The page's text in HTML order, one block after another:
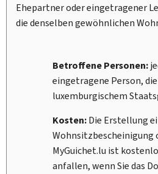
Ehepartner oder eingetragener
die denselben gewöhnlichen
Betroffene Personen:
eingetragene Person,
luxemburgischem
Kosten:Die Erstellung
Wohnsitzbescheinigung
MyGuichet.lu ist
anfallen, wenn Sie das